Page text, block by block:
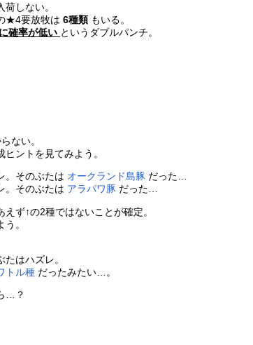
しない。
★4要放牧は6種類もいる。
確率が低い というダブルパンチ。
ない。
ントを見てみよう。
。そのぶたは オークランド島豚 だった…
。そのぶたは アラパワ豚 だった…
ず↑の2種ではないことが確定。
。
はハズレ。
トル種 だったみたい…。
…？